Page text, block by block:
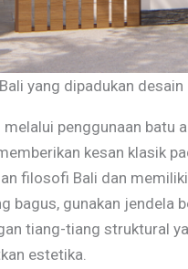
yang dipadukan
penggunaan batu
kesan klasik
filosofi Bali dan
bagus, gunakan jendela
tiang-tiang struktural
estetika.